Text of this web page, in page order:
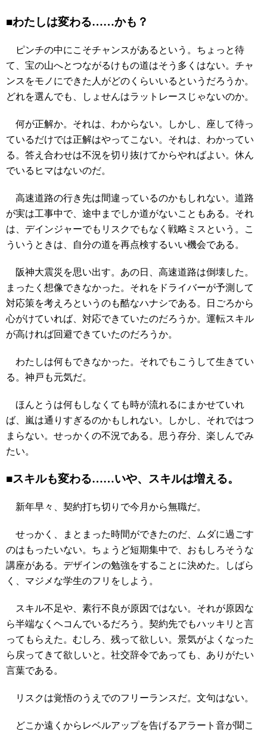
■わたしは変わる……かも？
ピンチの中にこそチャンスがあるという。ちょっと待
て、宝の山へとつながるけもの道はそう多くはない。チャ
ンスをモノにできた人がどのくらいいるというだろうか。
どれを選んでも、しょせんはラットレースじゃないのか。
何が正解か。それは、わからない。しかし、座して待っ
ているだけでは正解はやってこない。それは、わかってい
る。答え合わせは不況を切り抜けてからやればよい。休ん
でいるヒマはないのだ。
高速道路の行き先は間違っているのかもしれない。道路
が実は工事中で、途中までしか道がないこともある。それ
は、デインジャーでもリスクでもなく戦略ミスという。こ
ういうときは、自分の道を再点検するいい機会である。
阪神大震災を思い出す。あの日、高速道路は倒壊した。
まったく想像できなかった。それをドライバーが予測して
対応策を考えろというのも酷なハナシである。日ごろから
心がけていれば、対応できていたのだろうか。運転スキル
が高ければ回避できていたのだろうか。
わたしは何もできなかった。それでもこうして生きてい
る。神戸も元気だ。
ほんとうは何もしなくても時が流れるにまかせていれ
ば、嵐は通りすぎるのかもしれない。しかし、それではつ
まらない。せっかくの不況である。思う存分、楽しんでみ
たい。
■スキルも変わる……いや、スキルは増える。
新年早々、契約打ち切りで今月から無職だ。
せっかく、まとまった時間ができたのだ、ムダに過ごす
のはもったいない。ちょうど短期集中で、おもしろそうな
講座がある。デザインの勉強をすることに決めた。しばら
く、マジメな学生のフリをしよう。
スキル不足や、素行不良が原因ではない。それが原因な
ら半端なくヘコんでいるだろう。契約先でもハッキリと言
ってもらえた。むしろ、残って欲しい。景気がよくなった
ら戻ってきて欲しいと。社交辞令であっても、ありがたい
言葉である。
リスクは覚悟のうえでのフリーランスだ。文句はない。
どこか遠くからレベルアップを告げるアラート音が聞こ